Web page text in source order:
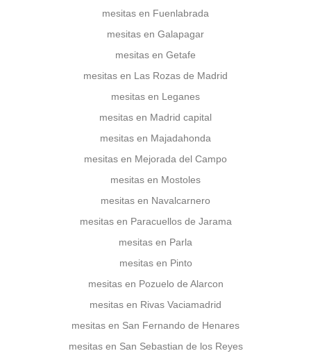
mesitas en Fuenlabrada
mesitas en Galapagar
mesitas en Getafe
mesitas en Las Rozas de Madrid
mesitas en Leganes
mesitas en Madrid capital
mesitas en Majadahonda
mesitas en Mejorada del Campo
mesitas en Mostoles
mesitas en Navalcarnero
mesitas en Paracuellos de Jarama
mesitas en Parla
mesitas en Pinto
mesitas en Pozuelo de Alarcon
mesitas en Rivas Vaciamadrid
mesitas en San Fernando de Henares
mesitas en San Sebastian de los Reyes